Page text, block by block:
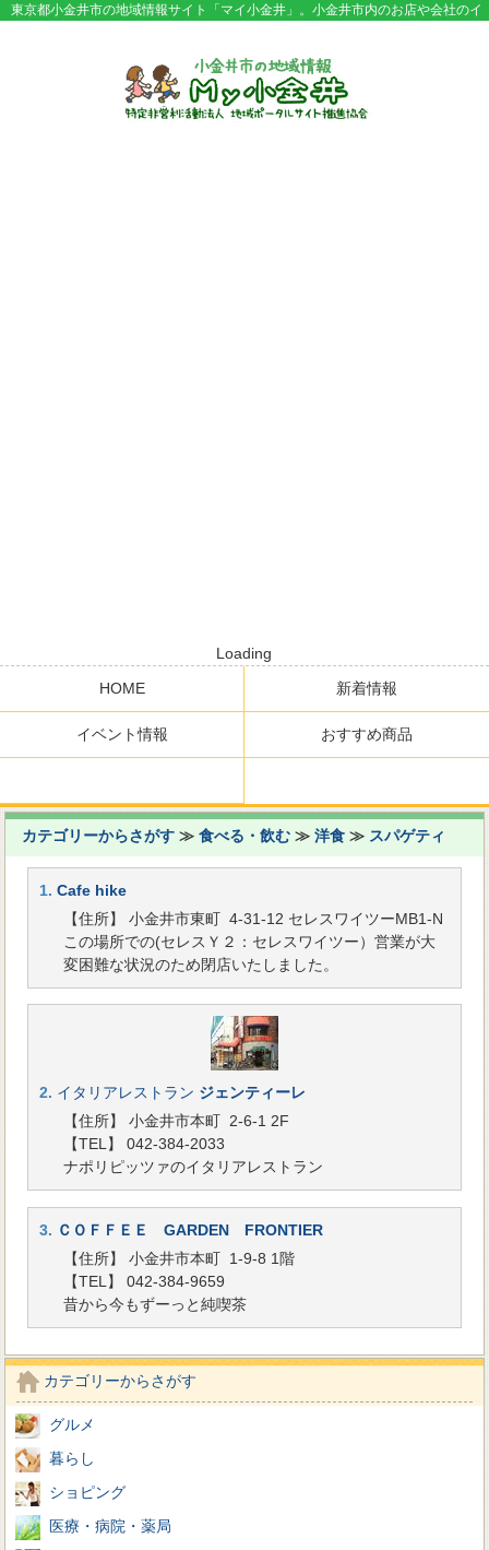
東京都小金井市の地域情報サイト「マイ小金井」。小金井市内のお店や会社のイ
Loading
HOME
新着情報
イベント情報 おすすめ商品
カテゴリーからさがす ≫食べる・飲む ≫洋食 ≫ スパゲティ
1. Cafe hike
【住所】 小金井市東町 4-31-12 セレスワイツーMB1-N
この場所での(セレスＹ２：セレスワイツー）営業が大
変困難な状況のため閉店いたしました。
2. イタリアレストラン ジェンティーレ
【住所】 小金井市本町 2-6-1 2F
【TEL】 042-384-2033
ナポリピッツァのイタリアレストラン
3. ＣＯＦＦＥＥ GARDEN FRONTIER
【住所】 小金井市本町 1-9-8 1階
【TEL】 042-384-9659
昔から今もずーっと純喫茶
カテゴリーからさがす
グルメ
暮らし
ショピング
医療・病院・薬局